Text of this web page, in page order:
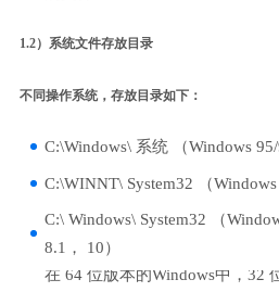
1.2）系统文件存放目录
不同操作系统，存放目录如下：
C:\Windows\ 系统 （Windows 95/
C:\WINNT\ System32 （Windows
C:\ Windows\ System32 （
8.1， 10）
在 64 位版本的Windows中，32